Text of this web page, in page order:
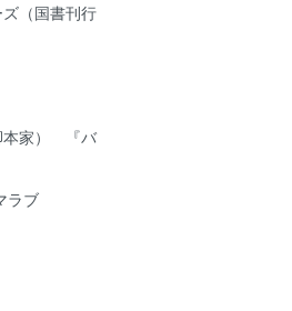
（国書刊行
本家） 『バ
ラブ